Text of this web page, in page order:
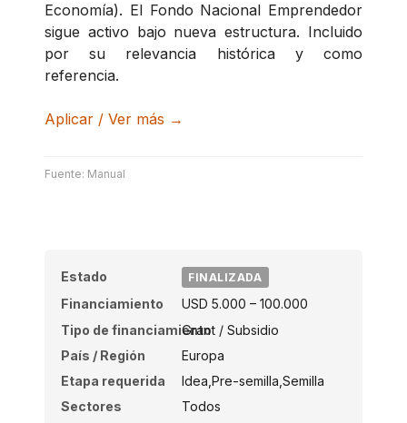
Economía). El Fondo Nacional Emprendedor
sigue activo bajo nueva estructura. Incluido
por su relevancia histórica y como
referencia.
Aplicar / Ver más →
Fuente: Manual
Estado FINALIZADA
Financiamiento
USD 5.000 – 100.000
Tipo de financiamientoGrant / Subsidio
País / Región
Europa
Etapa requerida
Idea,Pre-semilla,Semilla
Sectores
Todos